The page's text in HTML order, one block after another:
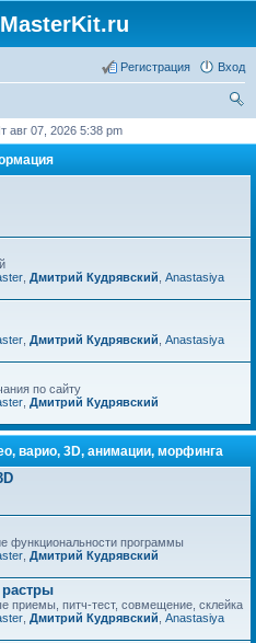
Вход
Регистрация
авг 07, 2026 5:38 pm
Дмитрий Кудрявский Anastasiya
Дмитрий Кудрявский Anastasiya
по сайту
Дмитрий Кудрявский
варио, 3D, анимации, морфинга
функциональности программы
Дмитрий Кудрявский
приемы, питч-тест, совмещение, склейка
Дмитрий Кудрявский Anastasiya